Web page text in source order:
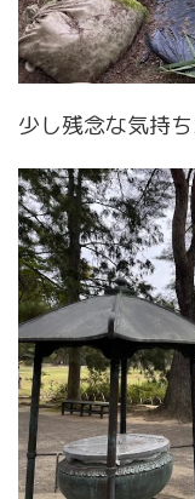
少し残念な気持